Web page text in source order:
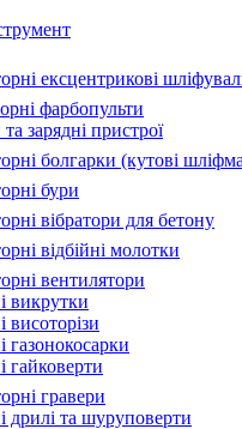
ексцентрикові
фарбопульти
зарядні пристрої
болгарки (кутові
бури
вібратори для бетону
відбійні молотки
вентилятори
викрутки
висоторізи
газонокосарки
гайковерти
гравери
дрилі та шуруповерти